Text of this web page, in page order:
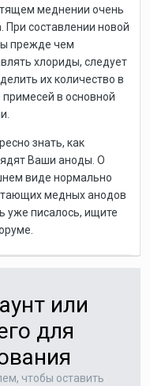
меднении очень
При составлении новой
прежде чем
хлориды, следует
их количество в
примесей в основной
знать, как
Ваши аноды. О
виде нормально
медных анодов
уже писалось, ищите
или
для
чтобы оставить